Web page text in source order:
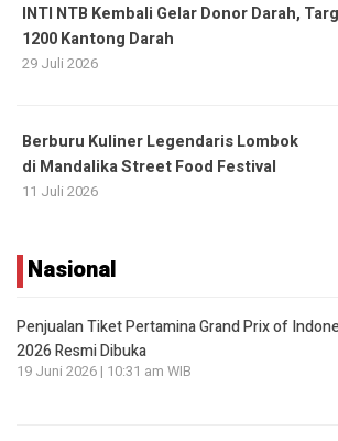
INTI NTB Kembali Gelar Donor Darah,
1200 Kantong Darah
29 Juli 2026
Berburu Kuliner Legendaris Lombok
di Mandalika Street Food Festival
11 Juli 2026
Nasional
Penjualan Tiket Pertamina Grand Prix of
2026 Resmi Dibuka
19 Juni 2026 | 10:31 am WIB